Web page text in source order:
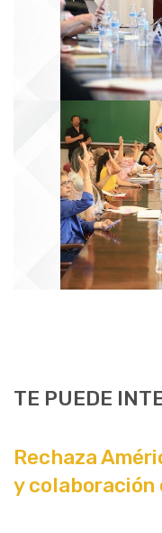
TE PUEDE
Rechaza
y colaboración